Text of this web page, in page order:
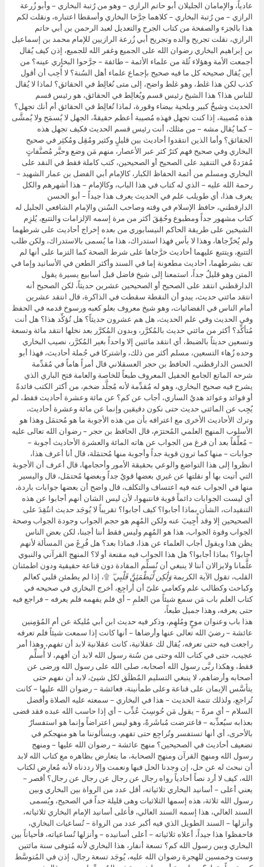
عادياً، والإمامان الجليلان أبو حاتم الرازي – وهو من رُتبة البخاري – وأبو زُرعة
الرازي – من رُتبة البخاري – كلاهما جرَّحا البخاري وأسقطا اعتباره، ونقلت لكم
هذا بالجزء والصفحة من كتاب الجرح والتعديل لعبد الرحمن بن أبي حاتم
الرازي، نقلت تجريح والده وتجريح أبي زُرعة الرازيين للإمام محمد بن إسماعيل
بن إبراهيم البخاري رضوان الله على الجميع وغفر الله للجميع، إذن كيف يُقال
أجمعت الأمة وهؤلاء ثُلة من علماء الأئمة – طائفة – جرَّحوا البخاري عينه؟ من
أين يُقال صحيحه كل ما فيه صحيح بإجماع علماء أهل السُنة؟ لا أُحِب أن أقول
كذب لكن هذا غلط، وهو غلط واضح، إلى متى نُغالِط في الحقائق؟ لماذا لا يُقال
للناس هذا؟ هذا الشيخ رئيس قسم ويُغالِط في الحقائق، هو رئيس قسم
الحديث وشيخٌ كبير وبلحية بيضاء وقورة، لماذا تُغالِط في الحقائق أم أنك تجهل؟
هذه مُصيبة، إذا كنت تجهل فهذه مُصيبة أعظم حقيقةً، الجهل لا يُسمَح ولا يُمشَّى
– كما يُقال مشه – من مثلك، أنت رئيس قسم الحديث فكيف تجهل هذه
الحقائق؟ وأما الذين انتقدوا أحاديث بين قليلٍ وكثير ومُقِل ومُكثِر في صحيح
البخاري وفي صحيح فهم كثرٌ كثر عبر الأعصار، منهم مَن وضع وحبَّر مُصنَّفاتٍ
مُفرَدةً في التنقيد على الصحيح أو الصحيحين، كتب كاملة فقط في النقد على
البخاري ومسلم من أئمة الحفاظ الكبار، كالإمام أبي الفضل بن عمار الشهيد –
رحمة الله عليه – الذي له كتاب في هذا الباب، وكالإمام – هذا أشهرهم والكل
يعرف هذا، أي طويلب علم في الحديث يعرف هذا جيداً – أبو الحسن
الدارقطني، حافظ الإسلام في وقته وصاحب السُنن والإمام الشافعي الجليل له
كتاب مشهور جداً ومطبوع وحُقِقَ أكثر من مرة إسمه الإلزامات والتتبع، يُلزِم
الشيخين على طريقة الحاكم النيسابوري من بعده إخراج أحاديث على شرطهما
ولم يُخرِّجاها، وهذا لا بأس فهذا استدراك، هذا ما يُسمى بالاستدراك، ولكن طلب
التتبع، ويتتبع عليهما أحاديث خرَّجاها على شرط الصحة كما التزما على أنها لم
تف بشرطهما، أحاديث مطعونة إما في السند وأكثر الطعن في الأسانيد وإما في
المتن وهو قليلٌ جداً، استمعنا إلى شيخ فاضل قبل أسابيع يسيرة يقول
الدارقطني انتقد على الصحيح أو الصحيحين عشرين حديثاً، لكن الصحيح أنه
انتقد مائتي حديث، يبدو أن النقطة سقطت في الذاكرة، قال انتقد عشرين
أمام الناس في الفضائيات، وهو شيخ معروف بعلو كعبه ورسوخ قدمه في الحفظ
وفي الحديث وفي علم الحديث، هل هم عشرون حديثاً؟ هل تُؤكِّد هذا؟ هل أنت
مُتأكِّد؟ أكثر من مائتي حديث بالمُكرَّر، وبدون المُكرَّر بعد نخلها انتقد مائة وتسعة
وتسعين حديثاً بالضبط، أي انتقد مائتين إلا واحداً بغير المُكرَّر، نصيب البخاري
وحده زُهاء التسعين، مسلم أكثر من ذلك، واشتركا في جُملة أحاديث، فهذا أبو
الحسن الدارقطني، الحافظ بن حجر العسقلاني قال أمراً هاماً في مُقدِّمة
شرحه الماتع الجامع الحفيل المعروف طبعاً للخاصة والعامة فتح الباري الذي
يشرح فيه صحيح البخاري، وهو له مُقدِّمة لأنه مُجلَّد ضخم، من أكثر الكتب فائدةً
أو فوائد وعوائد هديُ الساري، أجاب عن كم؟ عن مائة وعشرة أحاديث فقط، لم
يُجِب عن المائتي حديث حتى نكون دقيقين وإنما عن مائة وعشرة أحاديث،
وترك الأحاديث الأخرى مع اعترافه بأن من هذه الأجوبة ما هو مُحتمَل وهذا هو
الأسلوب المنهج العلمي المُحترَم، قال الحافظ بن حجر – رضوان الله تعالى عليه
– مُعلِّقاً بعد أن فرغ من الجواب عن هاته المائة والعشرة الأحاديث أجوبة –
جوابات – منها كما ترون قوية جداً وأجوبة منها مُحتمَلة، قال أنا أعرف هذا،
انظروا إلى هذا التواضع والوعي بحقيقة الأمور وأحجامها، قال أعرف أن الأجوبة
التي أتيت بها أو نقلتها عن غيري بعضها قويٌ جداً وبعضها مُحتمَل، قال واليسير
منها في الجواب عنه فيه اعتساف والتكلف، قال واضح أن بعضها جوابات باردة،
أي ليست الجوابات دائماً قوية فانتبهوا، لأن ليس الشان أنهم أجابوا عن هذه
التنقيدات، الشأن بماذا أجابوا؟ كيف أجابوا؟ تقريباً لا يُوجَد حديث انتُقِدَ على
الصحيحين إلا وقد أُجِيبَ عنه ولكن المُهِم هو حجم الجواب وجودة الجواب وصحة
الجواب وقوة الجواب، هذا هو المُهِم وليس فقط أننا أجبنا، لكن بعض الناس
يظن هذا ويقول أجاب العلماء عن هذا، فماذا بعد؟ هل فُرِغَ من المسألة لأنهم
أجابوا؟ بماذا أجابوا؟ هل هذا الجواب فيه مقنعة أو لا؟ المنهج القرآني والنبوي
علَّمانا ولايزالان أننا لا ينبغي أن نُسلِّم المقادة دون قناعة حقيقية ودون اطمئنان
القلب، تقول الآية الكريمةوَلَٰكِن لِّيَطْمَئِنَّ قَلْبِي ۖ ۩، إذا لم يطمئن قلبي كعالم
وكباحث وكطالب علم وكعامي علىّ أن أُراجِع، أخرج البخاري في صحيحه في
كتاب العلم باب مَن سمع شيئاً من العلمِ – أي فلم يفهمه فلم يعرفه – فراجع فيه
حتى يعرفه، وهذا جميل طبعاً،
هذا باب وعنوان موحٍ ومُلهِم، وذكر فيه حديث ابن أبي مُليكة عن أم المُؤمِنين
عائشة – رضيَ الله تعالى عنها وأرضاها – أنها كانت إذا سمعت شيئاً فلم تعرفه
راجعت فيه حتى تعرفه، يُقال لك عقلانية، كانت عقلانية لابد أن تفهم، وهذا أمر
عجيب، حتى في كتاب الله وحتى من سُنة رسول الله لابد أن أفهم، لا أُسلِّم
فقط، وهكذا ربَّى رسول الله أصحابه، صلى الله على رسول الله ورضى عن
أصحابه وأرضاهم، لا ينبغي التسليم المُطلَق لكل شيئ، لابد أن نفهم حتى
يتأسَّس الإيمان على قناعة وعلى طمأنينة، فعائشة – رضوان الله عليها – كانت
تُراجع، ولذلك تتمة الحديث – هذا في البخاري – سمعته عليه الصلاة وأفضل
السلام – أي مرةً – يقول مَن حُوسِبَ عُذِّب – أي إذا حاسب الله عبده فقد قضى
بعذابه سيُعذِّبه – فاعترضت مُباشَرةً، وهو ليس اعتراضاً وإنما هو استفسارٌ
بالأحرى، أي أنها تستفسر وتُراجِع حتى تفهم، ويسألوننا ما هو منهجكم في
تضعيف أحاديث في الصحيحين؟ منهج عائشة – رضوان الله عليها – ومنهج
رسول الله ومنهج القرآن ومنهج الصحابة، ما يتعارض بظاهره مع كتاب الله لابد
أن نبحث له عن حل، إن وجدنا الحل فبها ونعمت وإلا رددناه لأنه مُعارِض لكتاب
الله، كيف لا أرد نصاً أحادياً رواه رجال عن رجال عن رجال عن رجال؟ أقصر –
يعني أعلى – أسانيد البخاري ثلاثياته، أقل عدد من الرواة بين البخاري وبين
رسول الله ثلاثة، هذه إسمها الثلاثيات وهى قليلة جداً في الصحيح، ويُسمى
السند العالي، هذا إسمه السند العالي، فأعلى أسانيد الإمام البخاري ثلاثياته،
وأنزلها – السند الطويل الذي فيه أكبر عدد من الرواة – تُساعيات البخاري،
فاحفظوا هذا جيداً، أعلاه ثلاثياته – أعلى أسانيده – وأنزلها تُساعياته، فأحياناً بين
البخاري وبين رسول الله كم؟ تسعة أنفار، هذا البخاري لأنه مُتوفى سنة مائتين
وست وخمسين للهجرة رضوان الله عليه، يُوجَد تسعة رجال، إذن في المُتوسَّط